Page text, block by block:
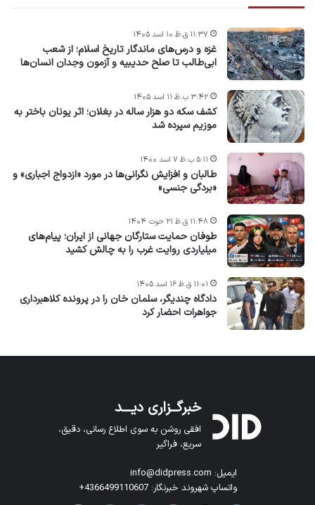
غزه و درس‌های ماندگار تاریخ اسلام؛ از شعب
ابی‌طالب تا صلح حدیبیه و آزمون وجدان انسان‌ها
۱۱:۳۷ ق.ظ ۱۰ اسد ۱۴۰۵
کشف سکه دو هزار ساله در بغلان؛ اثر یونان باختر به
موزیم سپرده شد
۳:۴۲ ب.ظ ۱۱ اسد ۱۴۰۵
طالبان و افزایش نگرانی‌ها در مورد «ازدواج اجباری» و
«بردگی جنسی»
۵:۱۱ ب.ظ ۷ اسد ۱۴۰۰
طوفان حمایت ستارگان جهانی از ایران؛ پیام‌های
میلیاردی روایت غرب را به چالش کشید
۱۱:۴۸ ق.ظ ۲۱ حوت ۱۴۰۴
دادگاه چندیگر، سلمان خان را در پرونده کلاهبرداری
جواهرات احضار کرد
۱۱:۰۱ ق.ظ ۱۶ اسد ۱۴۰۵
خبرگــزاری دیـــد
افقی روشن به سوی اطلاع رسانی، دقیق،
سریع، فراگیر
ایمیل: info@didpress.com
واتساپ شهروند خبرنگار: 4366499110607+